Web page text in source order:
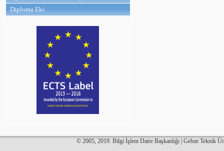
Diploma Eki
© 2005, 2019. Bilgi İşlem Daire Başkanlığı | Gebze Teknik